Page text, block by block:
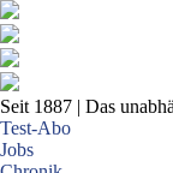
Seit 1887 | Das
Test-Abo
Jobs